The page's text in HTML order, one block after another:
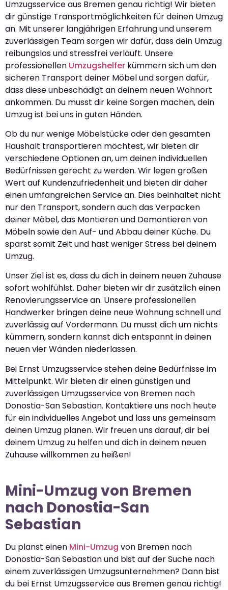
Umzugsservice aus Bremen genau richtig! Wir bieten
dir günstige Transportmöglichkeiten für deinen Umzug
an. Mit unserer langjährigen Erfahrung und unserem
zuverlässigen Team sorgen wir dafür, dass dein Umzug
reibungslos und stressfrei verläuft. Unsere
professionellen Umzugshelfer kümmern sich um den
sicheren Transport deiner Möbel und sorgen dafür,
dass diese unbeschädigt an deinem neuen Wohnort
ankommen. Du musst dir keine Sorgen machen, dein
Umzug ist bei uns in guten Händen.
Ob du nur wenige Möbelstücke oder den gesamten
Haushalt transportieren möchtest, wir bieten dir
verschiedene Optionen an, um deinen individuellen
Bedürfnissen gerecht zu werden. Wir legen großen
Wert auf Kundenzufriedenheit und bieten dir daher
einen umfangreichen Service an. Dies beinhaltet nicht
nur den Transport, sondern auch das Verpacken
deiner Möbel, das Montieren und Demontieren von
Möbeln sowie den Auf- und Abbau deiner Küche. Du
sparst somit Zeit und hast weniger Stress bei deinem
Umzug.
Unser Ziel ist es, dass du dich in deinem neuen Zuhause
sofort wohlfühlst. Daher bieten wir dir zusätzlich einen
Renovierungsservice an. Unsere professionellen
Handwerker bringen deine neue Wohnung schnell und
zuverlässig auf Vordermann. Du musst dich um nichts
kümmern, sondern kannst dich entspannt in deinen
neuen vier Wänden niederlassen.
Bei Ernst Umzugsservice stehen deine Bedürfnisse im
Mittelpunkt. Wir bieten dir einen günstigen und
zuverlässigen Umzugsservice von Bremen nach
Donostia-San Sebastian. Kontaktiere uns noch heute
für ein individuelles Angebot und lass uns gemeinsam
deinen Umzug planen. Wir freuen uns darauf, dir bei
deinem Umzug zu helfen und dich in deinem neuen
Zuhause willkommen zu heißen!
Mini-Umzug von Bremen
nach Donostia-San
Sebastian
Du planst einen Mini-Umzug von Bremen nach
Donostia-San Sebastian und bist auf der Suche nach
einem zuverlässigen Umzugsunternehmen? Dann bist
du bei Ernst Umzugsservice aus Bremen genau richtig!